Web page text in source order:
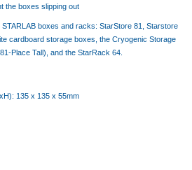
the boxes slipping out
boxes and racks: StarStore 81, Starstore
cardboard storage boxes, the Cryogenic Storage
Place Tall), and the StarRack 64.
135 x 135 x 55mm